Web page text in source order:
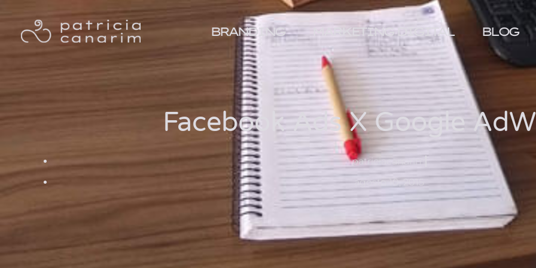
BRANDING MARKETING DIGITAL BLOG
Facebook Ads X Google
patriciacanarim
agosto 10, 2015